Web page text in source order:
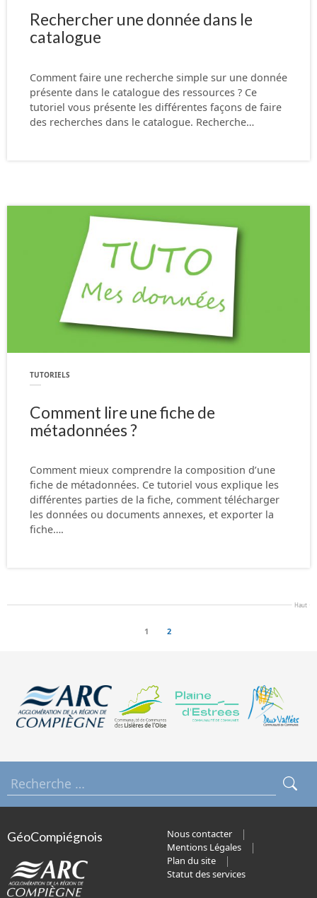
Rechercher une donnée dans le
catalogue
Comment faire une recherche simple sur une donnée
présente dans le catalogue des ressources ? Ce
tutoriel vous présente les différentes façons de faire
des recherches dans le catalogue. Recherche…
TUTORIELS
Comment lire une fiche de
métadonnées ?
Comment mieux comprendre la composition d’une
fiche de métadonnées. Ce tutoriel vous explique les
différentes parties de la fiche, comment télécharger
les données ou documents annexes, et exporter la
fiche….
Haut
1 2
GéoCompiégnois
Nous contacter
Mentions Légales
Plan du site
Statut des services